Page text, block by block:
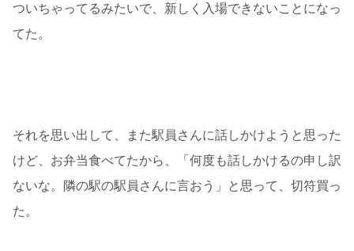
ついちゃってるみたいで、新しく入場できないことになっ
てた。
それを思い出して、また駅員さんに話しかけようと思った
けど、お弁当食べてたから、「何度も話しかけるの申し訳
ないな。隣の駅の駅員さんに言おう」と思って、切符買っ
た。